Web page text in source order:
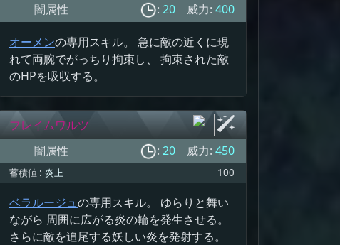
闇属性
: 20 威力: 400
オーメンの専用スキル。 急に敵の近くに現
れて両腕でがっちり拘束し、 拘束された敵
のHPを吸収する。
フレイムワルツ
闇属性
: 20 威力: 450
蓄積値 : 炎上 100
ベラルージュの専用スキル。 ゆらりと舞い
ながら 周囲に広がる炎の輪を発生させる。
さらに敵を追尾する妖しい炎を発射する。